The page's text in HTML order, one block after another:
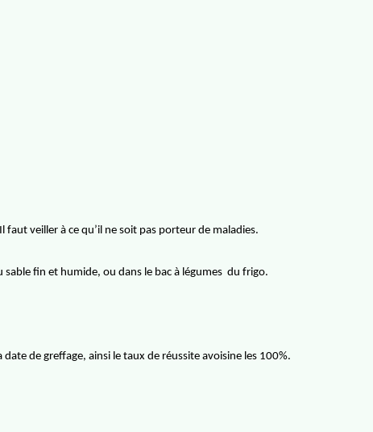
veiller à ce qu’il ne soit pas porteur de maladies.
fin et humide, ou dans le bac à légumes du frigo.
de greffage, ainsi le taux de réussite avoisine les 100%.